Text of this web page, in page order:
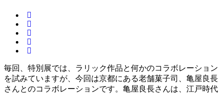
毎回、特別展では、ラリック作品と何かのコラボレーション
を試みていますが、今回は京都にある老舗菓子司、亀屋良長
さんとのコラボレーションです。亀屋良長さんは、江戸時代